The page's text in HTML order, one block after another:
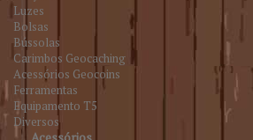
Luzes
Bolsas
Bússolas
Carimbos Geocaching
Acessórios Geocoins
Ferramentas
Equipamento T5
Diversos